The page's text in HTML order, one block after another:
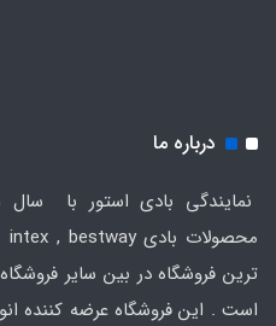
درباره ما
نمایندگی بادی استور با سال
ترین فروشگاه در بین سایر
است . این فروشگاه عرضه کننده